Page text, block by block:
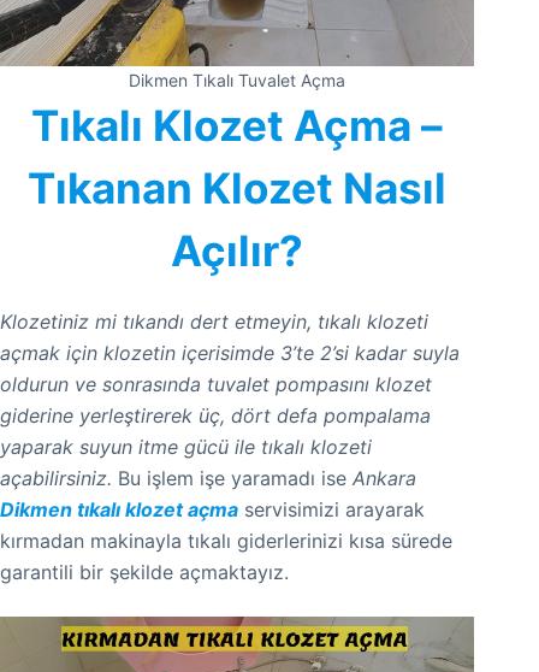
Dikmen Tıkalı Tuvalet Açma
Tıkalı Klozet Açma –
Tıkanan Klozet Nasıl
Açılır?
Klozetiniz mi tıkandı dert etmeyin, tıkalı klozeti
açmak için klozetin içerisimde 3’te 2’si kadar suyla
oldurun ve sonrasında tuvalet pompasını klozet
giderine yerleştirerek üç, dört defa pompalama
yaparak suyun itme gücü ile tıkalı klozeti
açabilirsiniz. Bu işlem işe yaramadı ise Ankara
Dikmen tıkalı klozet açma servisimizi arayarak
kırmadan makinayla tıkalı giderlerinizi kısa sürede
garantili bir şekilde açmaktayız.